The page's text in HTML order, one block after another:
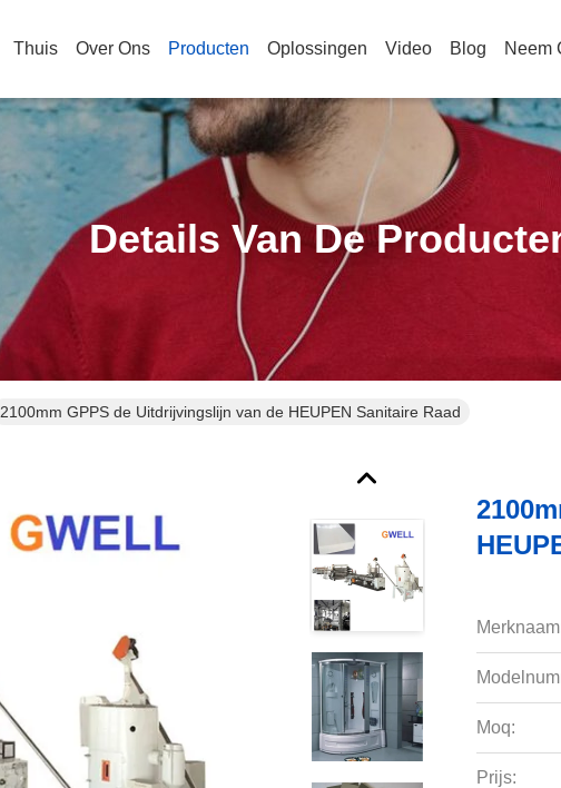
Thuis Over Ons Producten Oplossingen Video Blog Neem
Details Van De
2100mm GPPS de Uitdrijvingslijn van de HEUPEN Sanitaire Raad
Moq:
Prijs: